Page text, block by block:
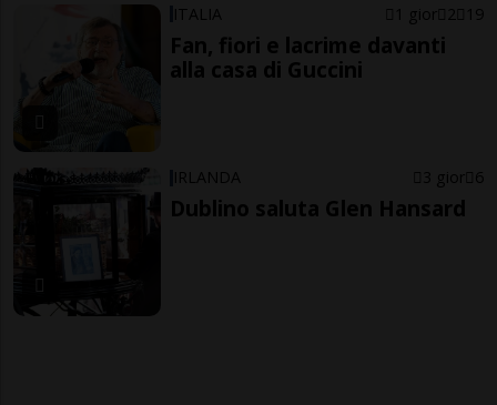
ITALIA 1 gior 2 19
Fan, fiori e lacrime davanti
alla casa di Guccini
IRLANDA 3 gior 6
Dublino saluta Glen Hansard